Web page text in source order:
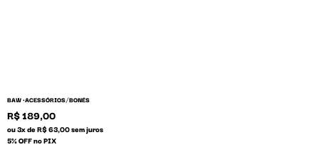
BAW •ACESSÓRIOS/BONÉS
R$ 189,00
ou 3x de R$ 63,00 sem juros
5% OFF no PIX